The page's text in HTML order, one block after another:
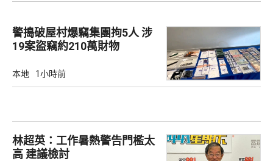
警搗破屋村爆竊集團拘5人 涉
19案盜竊約210萬財物
本地 1小時前
林超英：工作暑熱警告門檻太
高 建議檢討